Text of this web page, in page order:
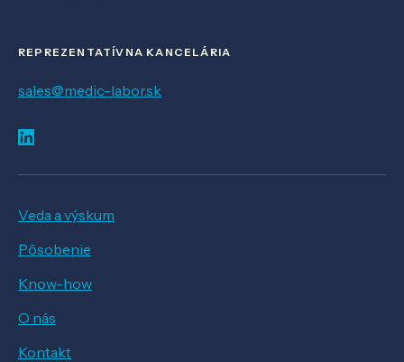
REPREZENTATÍVNA KANCELÁRIA
sales@medic-labor.sk
Veda a výskum
Pôsobenie
Know-how
O nás
Kontakt